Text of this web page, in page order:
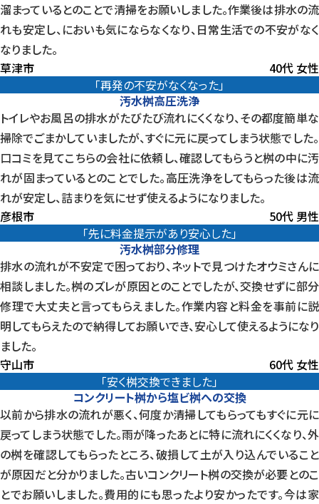
溜まっているとのことで清掃をお願いしました。作業後は排水の流
れも安定し、においも気にならなくなり、日常生活での不安がなく
なりました。
草津市
40代 女性
「再発の不安がなくなった」
汚水桝高圧洗浄
トイレやお風呂の排水がたびたび流れにくくなり、その都度簡単な
掃除でごまかしていましたが、すぐに元に戻ってしまう状態でした。
口コミを見てこちらの会社に依頼し、確認してもらうと桝の中に汚
れが固まっているとのことでした。高圧洗浄をしてもらった後は流
れが安定し、詰まりを気にせず使えるようになりました。
彦根市
50代 男性
「先に料金提示があり安心した」
汚水桝部分修理
排水の流れが不安定で困っており、ネットで見つけたオウミさんに
相談しました。桝のズレが原因とのことでしたが、交換せずに部分
修理で大丈夫と言ってもらえました。作業内容と料金を事前に説
明してもらえたので納得してお願いでき、安心して使えるようになり
ました。
守山市
60代 女性
「安く桝交換できました」
コンクリート桝から塩ビ桝への交換
以前から排水の流れが悪く、何度か清掃してもらってもすぐに元に
戻ってしまう状態でした。雨が降ったあとに特に流れにくくなり、外
の桝を確認してもらったところ、破損して土が入り込んでいること
が原因だと分かりました。古いコンクリート桝の交換が必要とのこ
とでお願いしました。費用的にも思ったより安かったです。今は家